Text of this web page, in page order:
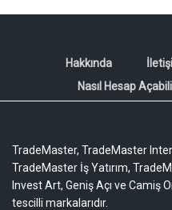
Hakkında
Nasıl Hesap
TradeMaster, TradeMaster
TradeMaster İş Yatırım,
Invest Art, Geniş Açı ve Camiş
tescilli markalarıdır.